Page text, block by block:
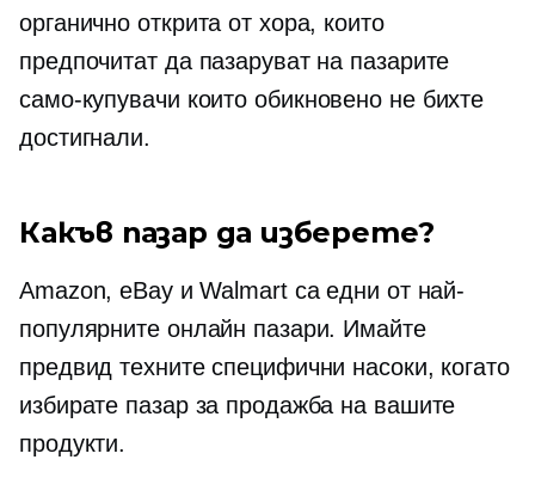
органично открита от хора, които
предпочитат да пазаруват на пазарите
само-купувачи които обикновено не бихте
достигнали.
Какъв пазар да изберете?
Amazon, eBay и Walmart са едни от най-
популярните онлайн пазари. Имайте
предвид техните специфични насоки, когато
избирате пазар за продажба на вашите
продукти.